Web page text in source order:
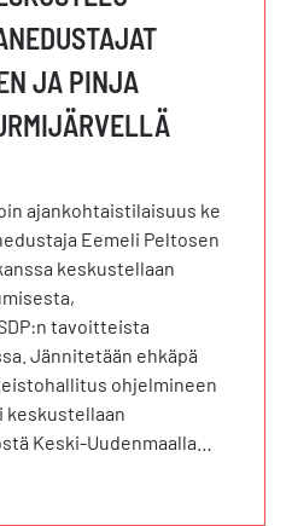
JA PINJA
ajankohtaistilaisuus ke
Eemeli Peltosen
keskustellaan
tavoitteista
Jännitetään ehkäpä
ohjelmineen
keskustellaan
Keski-Uudenmaalla…